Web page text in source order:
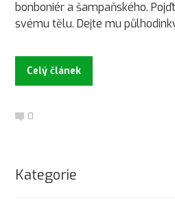
bonboniér a šampaňského.
svému tělu. Dejte mu
Celý článek
0
Kategorie